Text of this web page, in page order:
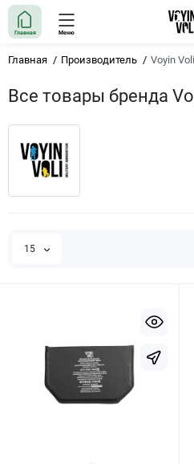
Главная Меню
Главная Производитель Voyin Voli
Все товары бренда
15